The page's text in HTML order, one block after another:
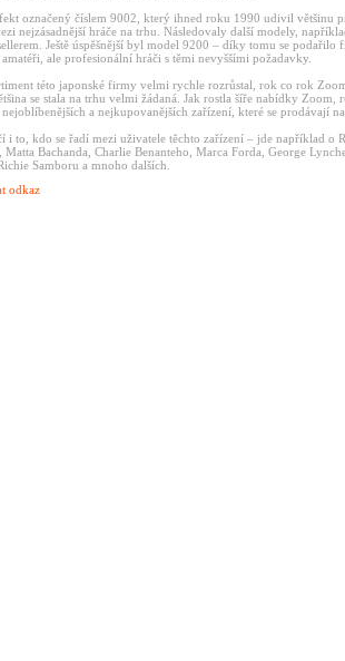
označený číslem 9002, který ihned roku 1990 udivil většinu
nejzásadnější hráče na trhu. Následovaly další modely,
Ještě úspěšnější byl model 9200 – díky tomu se
ale profesionální hráči s těmi nevyššími požadavky.
této japonské firmy velmi rychle rozrůstal, rok co rok
se stala na trhu velmi žádaná. Jak rostla šíře nabídky Zoom,
a nejkupovanějších zařízení, které se prodávají na
i to, kdo se řadí mezi uživatele těchto zařízení – jde například o
Bachanda, Charlie Benanteho, Marca Forda, George
Samboru a mnoho dalších.
odkaz